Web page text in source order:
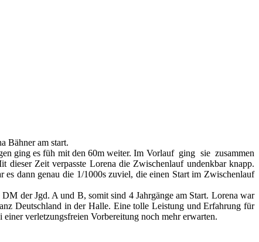
Bähner am start.
ging es füh mit den 60m weiter. Im Vorlauf ging sie zusammen
Zeit verpasste Lorena die Zwischenlauf undenkbar knapp.
es dann genau die 1/1000s zuviel, die einen Start im Zwischenlauf
der Jgd. A und B, somit sind 4 Jahrgänge am Start. Lorena war
Deutschland in der Halle. Eine tolle Leistung und Erfahrung für
verletzungsfreien Vorbereitung noch mehr erwarten.